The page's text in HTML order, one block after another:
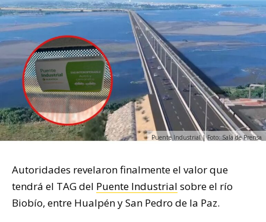
Puente Industrial | Foto: Sala de Prensa
Autoridades revelaron finalmente el valor que
tendrá el TAG del Puente Industrial sobre el río
Biobío, entre Hualpén y San Pedro de la Paz.